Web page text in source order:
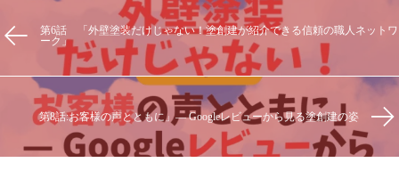
第6話 「外壁塗装だけじゃない！塗創建が紹介できる信頼の職人ネットワ
ーク」
第8話:お客様の声とともに」— Googleレビューから見る塗創建の姿